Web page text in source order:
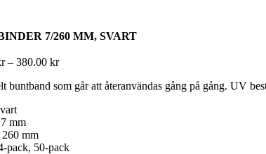
7/260 MM, SVART
– 380.00krPrisintervall:
till
buntband som går att återanvändas gång på gång. UV
mm
mm
pack, 50-pack